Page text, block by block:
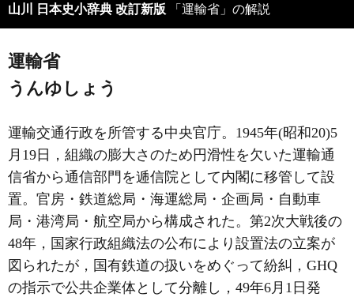
山川 日本史小辞典 改訂新版 「運輸省」の解説
運輸省
うんゆしょう
運輸交通行政を所管する中央官庁。1945年(昭和20)5
月19日，組織の膨大さのため円滑性を欠いた運輸通
信省から通信部門を逓信院として内閣に移管して設
置。官房・鉄道総局・海運総局・企画局・自動車
局・港湾局・航空局から構成された。第2次大戦後の
48年，国家行政組織法の公布により設置法の立案が
図られたが，国有鉄道の扱いをめぐって紛糾，GHQ
の指示で公共企業体として分離し，49年6月1日発